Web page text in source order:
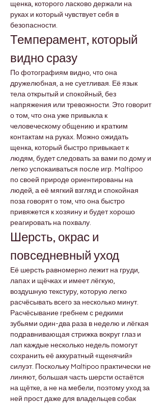
щенка, которого ласково держали на
руках и который чувствует себя в
безопасности.
Темперамент, который
видно сразу
По фотографиям видно, что она
дружелюбная, а не суетливая. Её язык
тела открытый и спокойный, без
напряжения или тревожности. Это говорит
о том, что она уже привыкла к
человеческому общению и кратким
контактам на руках. Можно ожидать
щенка, который быстро привыкает к
людям, будет следовать за вами по дому и
легко успокаиваться после игр. Maltipoo
по своей природе ориентированы на
людей, а её мягкий взгляд и спокойная
поза говорят о том, что она быстро
привяжется к хозяину и будет хорошо
реагировать на похвалу.
Шерсть, окрас и
повседневный уход
Её шерсть равномерно лежит на груди,
лапах и щёчках и имеет лёгкую,
воздушную текстуру, которую легко
расчёсывать всего за несколько минут.
Расчёсывание гребнем с редкими
зубьями один-два раза в неделю и лёгкая
подравнивающая стрижка вокруг глаз и
лап каждые несколько недель помогут
сохранить её аккуратный «щенячий»
силуэт. Поскольку Maltipoo практически не
линяют, большая часть шерсти остаётся
на щётке, а не на мебели, поэтому уход за
ней прост даже для владельцев собак